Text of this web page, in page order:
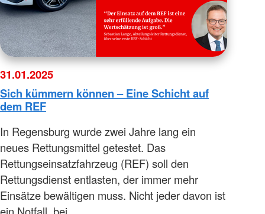
31.01.2025
Sich kümmern können – Eine Schicht auf
dem REF
In Regensburg wurde zwei Jahre lang ein
neues Rettungsmittel getestet. Das
Rettungseinsatzfahrzeug (REF) soll den
Rettungsdienst entlasten, der immer mehr
Einsätze bewältigen muss. Nicht jeder davon ist